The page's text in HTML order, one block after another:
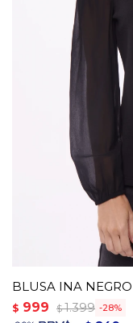
BLUSA INA NEGRO
$ 999 $ 1.399 28